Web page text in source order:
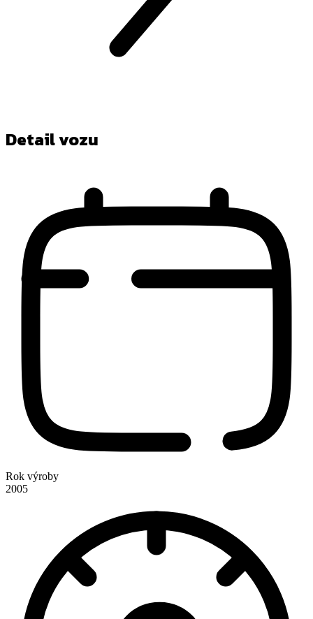
Detail vozu
Rok výroby
2005